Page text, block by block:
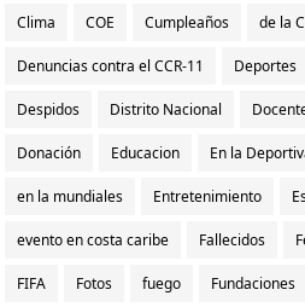
Clima COE Cumpleaños de la
Denuncias contra el CCR-11 Deportes
Despidos Distrito Nacional
Donación Educacion En la
en la mundiales Entretenimiento
evento en costa caribe Fallecidos
FIFA Fotos fuego Fundaciones